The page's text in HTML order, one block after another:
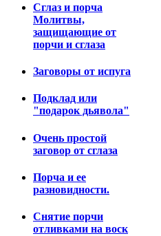
Сглаз и порча
Молитвы,
защищающие от
порчи и сглаза
Заговоры от испуга
Подклад или
"подарок дьявола"
Очень простой
заговор от сглаза
Порча и ее
разновидности.
Снятие порчи
отливками на воск